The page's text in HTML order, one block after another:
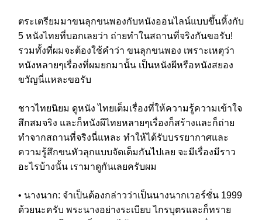
ตระเตรียมมาขนลุกขนพองกับหนังออนไลน์แบบขึ้นหิ้งกับ
5 หนังไทยที่บอกเลยว่า ถ่ายทำในสถานที่จริงกันขอรับ!
รวมทั้งที่ผมจะต้องใช้คำว่า ขนลุกขนพอง เพราะเหตุว่า
หนังหลายๆเรื่องที่ผมยกมานั้น เป็นหนังผีหรือหนังสยอง
ขวัญนี่แหละขอรับ
ชาวไทยนิยม ดูหนัง ไทยเต็มเรื่องที่ให้ความรู้ความเข้าใจ
สึกสมจริง และก็หนังผีไทยหลายๆเรื่องก็สร้างและก็ถ่าย
ทำจากสถานที่จริงนี่แหละ ทำให้ได้รับบรรยากาศและ
ความรู้สึกขนหัวลุกแบบจัดเต็มกันไปเลย จะมีเรื่องมีราว
อะไรบ้างนั้น เรามาดูกันเลยครับผม
• นางนาก: จำเป็นต้องกล่าวว่าเป็นนางนากเวอร์ชั่น 1999
ด้วยนะครับ พระนางอย่างระเบียบ ไกรบุตรและก็ทราย